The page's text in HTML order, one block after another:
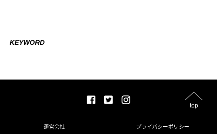
KEYWORD
top
運営会社 プライバシーポリシー